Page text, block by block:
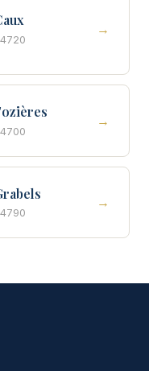
→
→
→